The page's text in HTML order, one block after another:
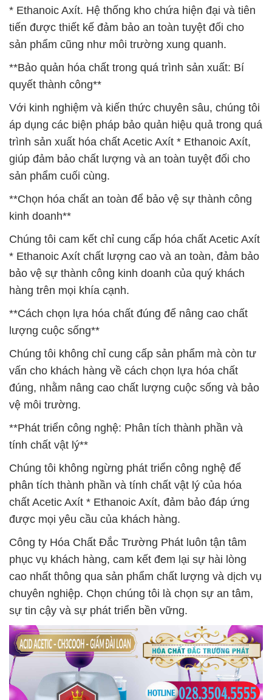
* Ethanoic Axít. Hệ thống kho chứa hiện đại và tiên
tiến được thiết kế đảm bảo an toàn tuyệt đối cho
sản phẩm cũng như môi trường xung quanh.
**Bảo quản hóa chất trong quá trình sản xuất: Bí
quyết thành công**
Với kinh nghiệm và kiến thức chuyên sâu, chúng tôi
áp dụng các biện pháp bảo quản hiệu quả trong quá
trình sản xuất hóa chất Acetic Axít * Ethanoic Axít,
giúp đảm bảo chất lượng và an toàn tuyệt đối cho
sản phẩm cuối cùng.
**Chọn hóa chất an toàn để bảo vệ sự thành công
kinh doanh**
Chúng tôi cam kết chỉ cung cấp hóa chất Acetic Axít
* Ethanoic Axít chất lượng cao và an toàn, đảm bảo
bảo vệ sự thành công kinh doanh của quý khách
hàng trên mọi khía cạnh.
**Cách chọn lựa hóa chất đúng để nâng cao chất
lượng cuộc sống**
Chúng tôi không chỉ cung cấp sản phẩm mà còn tư
vấn cho khách hàng về cách chọn lựa hóa chất
đúng, nhằm nâng cao chất lượng cuộc sống và bảo
vệ môi trường.
**Phát triển công nghệ: Phân tích thành phần và
tính chất vật lý**
Chúng tôi không ngừng phát triển công nghệ để
phân tích thành phần và tính chất vật lý của hóa
chất Acetic Axít * Ethanoic Axít, đảm bảo đáp ứng
được mọi yêu cầu của khách hàng.
Công ty Hóa Chất Đắc Trường Phát luôn tận tâm
phục vụ khách hàng, cam kết đem lại sự hài lòng
cao nhất thông qua sản phẩm chất lượng và dịch vụ
chuyên nghiệp. Chọn chúng tôi là chọn sự an tâm,
sự tin cậy và sự phát triển bền vững.